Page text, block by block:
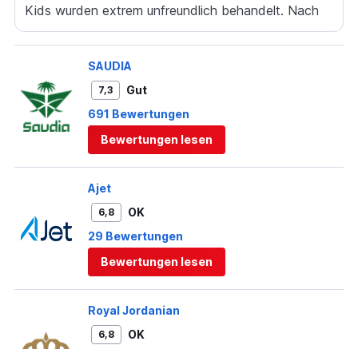
Kids wurden extrem unfreundlich behandelt. Nach
diesem Flug hat Qatar einen treuen Business Kunden
mit mir verloren.
SAUDIA
7,3
Gut
691 Bewertungen
Bewertungen lesen
Ajet
6,8
OK
29 Bewertungen
Bewertungen lesen
Royal Jordanian
6,8
OK